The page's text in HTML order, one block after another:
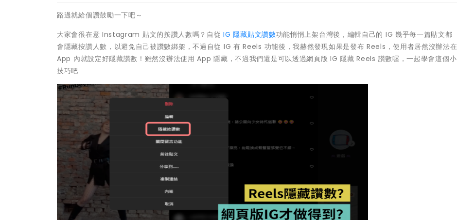
路過就給個讚鼓勵一下吧～
大家會很在意 Instagram 貼文的按讚人數嗎？自從IG 隱藏貼文讚數功能悄悄上架台灣後，編輯自己的 IG 幾乎每一篇貼文都
會隱藏按讚人數，以避免自己被讚數綁架，不過自從 IG 有 Reels 功能後，我赫然發現如果是發布 Reels，使用者居然沒辦法在
App 內就設定好隱藏讚數！雖然沒辦法使用 App 隱藏，不過我們還是可以透過網頁版 IG 隱藏 Reels 讚數喔，一起學會這個小
技巧吧